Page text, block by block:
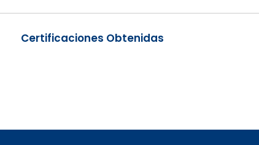
Certificaciones Obtenidas